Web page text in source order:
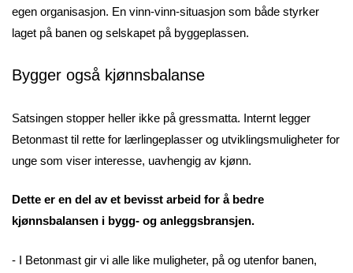
egen organisasjon. En vinn-vinn-situasjon som både styrker
laget på banen og selskapet på byggeplassen.
Bygger også kjønnsbalanse
Satsingen stopper heller ikke på gressmatta. Internt legger
Betonmast til rette for lærlingeplasser og utviklingsmuligheter for
unge som viser interesse, uavhengig av kjønn.
Dette er en del av et bevisst arbeid for å bedre
kjønnsbalansen i bygg- og anleggsbransjen.
- I Betonmast gir vi alle like muligheter, på og utenfor banen,